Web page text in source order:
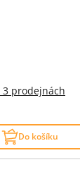
3 prodejnách
Do košíku